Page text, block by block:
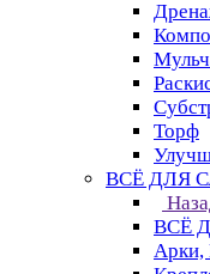
Торф
ВСЁ ДЛЯ
ВСЁ